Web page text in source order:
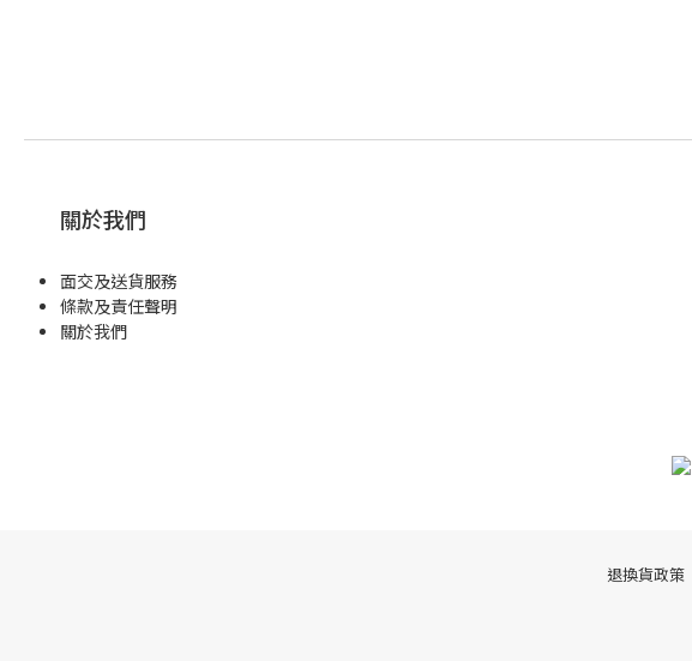
關於我們
面交及送貨服務
條款及責任聲明
關於我們
退換貨政策